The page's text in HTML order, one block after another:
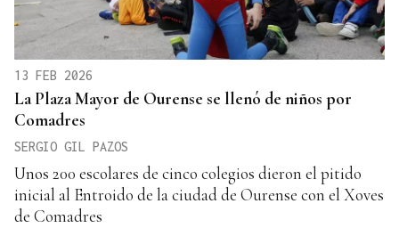
13 FEB 2026
La Plaza Mayor de Ourense se llenó de niños por
Comadres
SERGIO GIL PAZOS
Unos 200 escolares de cinco colegios dieron el pitido
inicial al Entroido de la ciudad de Ourense con el Xoves
de Comadres